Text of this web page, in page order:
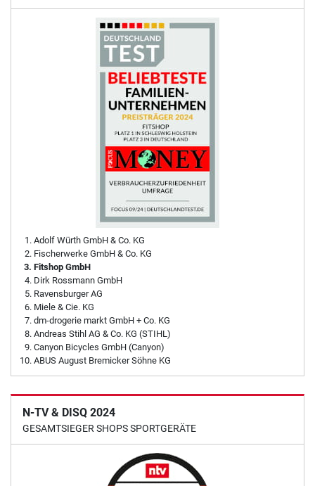
Adolf Würth GmbH & Co. KG
Fischerwerke GmbH & Co. KG
Fitshop GmbH
Dirk Rossmann GmbH
Ravensburger AG
Miele & Cie. KG
dm-drogerie markt GmbH + Co. KG
Andreas Stihl AG & Co. KG (STIHL)
Canyon Bicycles GmbH (Canyon)
ABUS August Bremicker Söhne KG
N-TV & DISQ 2024
GESAMTSIEGER SHOPS SPORTGERÄTE